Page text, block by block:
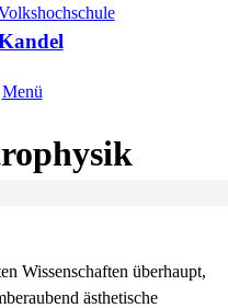
Menü
Wissenschaften überhaupt,
ästhetische